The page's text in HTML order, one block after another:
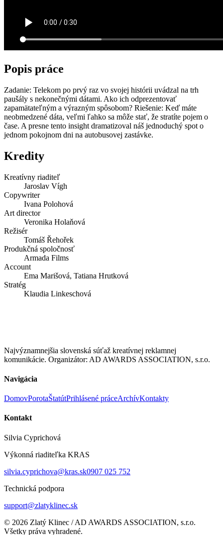
Popis práce
Zadanie: Telekom po prvý raz vo svojej histórii uvádzal na trh
paušály s nekonečnými dátami. Ako ich odprezentovať
zapamätateľným a výrazným spôsobom? Riešenie: Keď máte
neobmedzené dáta, veľmi ľahko sa môže stať, že stratíte pojem o
čase. A presne tento insight dramatizoval náš jednoduchý spot o
jednom pokojnom dni na autobusovej zastávke.
Kredity
Kreatívny riaditeľ
Jaroslav Vígh
Copywriter
Ivana Polohová
Art director
Veronika Holaňová
Režisér
Tomáš Řehořek
Produkčná spoločnosť
Armada Films
Account
Ema Marišová, Tatiana Hrutková
Stratég
Klaudia Linkeschová
Najvýznamnejšia slovenská súťaž kreatívnej reklamnej
komunikácie. Organizátor: AD AWARDS ASSOCIATION, s.r.o.
Navigácia
DomovPorotaŠtatútPrihlásené práceArchívKontakty
Kontakt
Silvia Cyprichová
Výkonná riaditeľka KRAS
silvia.cyprichova@kras.sk0907 025 752
Technická podpora
support@zlatyklinec.sk
© 2026 Zlatý Klinec / AD AWARDS ASSOCIATION, s.r.o.
Všetky práva vyhradené.